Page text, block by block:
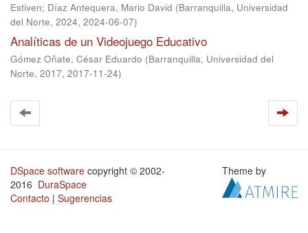
Estiven; Díaz Antequera, Mario David (Barranquilla, Universidad
del Norte, 2024, 2024-06-07)
Analíticas de un Videojuego Educativo
Gómez Oñate, César Eduardo (Barranquilla, Universidad del
Norte, 2017, 2017-11-24)
DSpace software copyright © 2002-
2016 DuraSpace
Contacto | Sugerencias
Theme by